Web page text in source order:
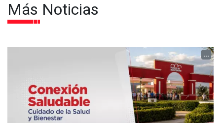
Más Noticias
...